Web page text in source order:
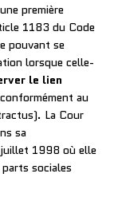
première
1183 du Code
pouvant se
lorsque celle-
le lien
au
La Cour
sa
1998 où elle
sociales